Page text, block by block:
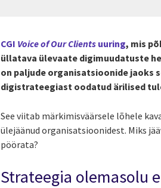
CGI Voice of Our Clients uuring, mis
üllatava ülevaate digimuudatuste
on paljude organisatsioonide jaoks
digistrateegiast oodatud ärilised
See viitab märkimisväärsele lõhele
ülejäänud organisatsioonidest. Miks
pöörata?
Strateegia olemasolu